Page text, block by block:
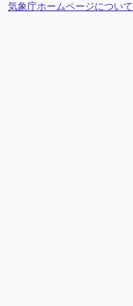
気象庁ホームページについて